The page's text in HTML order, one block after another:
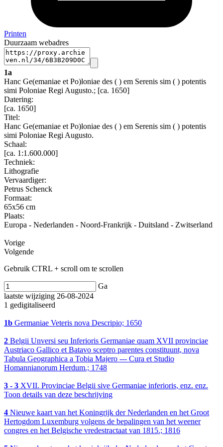
Printen
Duurzaam webadres
1a
Hanc Ge(emaniae et Po)loniae des ( ) em Serenis sim ( ) potentis
simi Poloniae Regi Augusto.; [ca. 1650]
Datering:
[ca. 1650]
Titel:
Hanc Ge(emaniae et Po)loniae des ( ) em Serenis sim ( ) potentis
simi Poloniae Regi Augusto.
Schaal:
[ca. 1:1.600.000]
Techniek:
Lithografie
Vervaardiger:
Petrus Schenck
Formaat:
65x56 cm
Plaats:
Europa - Nederlanden - Noord-Frankrijk - Duitsland - Zwitserland
Vorige
Volgende
Gebruik CTRL + scroll om te scrollen
Ga
laatste wijziging 26-08-2024
1 gedigitaliseerd
1b Germaniae Veteris nova Descripio; 1650
2 Belgii Unversi seu Inferioris Germaniae quam XVII provinciae
Austriaco Gallico et Batavo sceptro parentes constituunt, nova
Tabula Geographica a Tobia Majero --- Cura et Studio
Homannianorum Herdum.; 1748
3 - 3 XVII. Provinciae Belgii sive Germaniae inferioris, enz. enz.
Toon details van deze beschrijving
4 Nieuwe kaart van het Koningrijk der Nederlanden en het Groot
Hertogdom Luxemburg volgens de bepalingen van het weener
congres en het Belgische vredestractaat van 1815.; 1816